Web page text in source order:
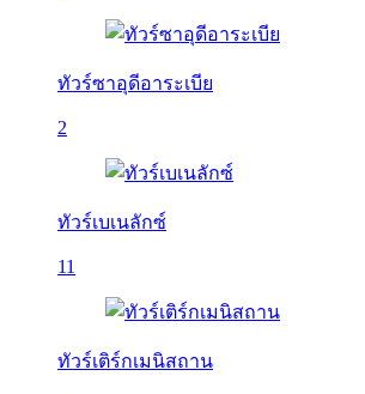
ทัวร์ซาอุดีอาระเบีย
2
ทัวร์เบเนลักซ์
11
ทัวร์เติร์กเมนิสถาน